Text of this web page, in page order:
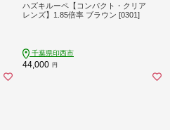
ハズキルーペ【コンパクト・クリア
レンズ】1.85倍率 ブラウン [0301]
千葉県印西市
44,000 円